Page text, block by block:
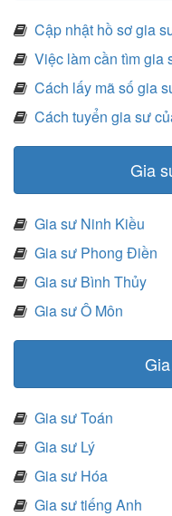
Cập nhật hồ sơ gia
Việc làm cần tìm gia
Cách lấy mã số gia
Cách tuyển gia sư
Gia
Gia sư Ninh Kiều
Gia sư Phong Điền
Gia sư Bình Thủy
Gia sư Ô Môn
Gia sư Toán
Gia sư Lý
Gia sư Hóa
Gia sư tiếng Anh